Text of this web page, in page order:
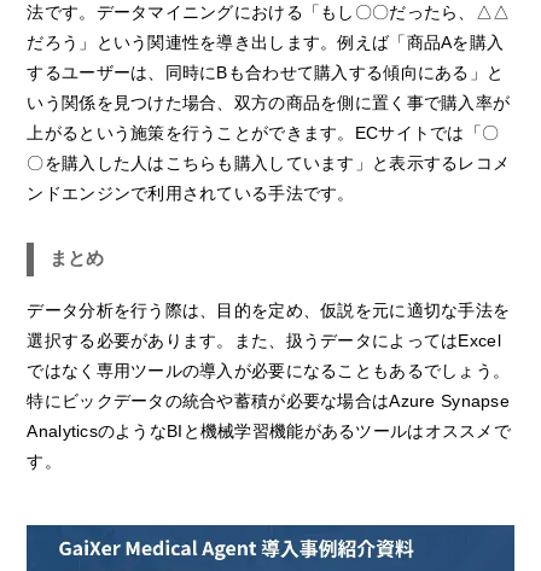
法です。データマイニングにおける「もし〇〇だったら、△△
だろう」という関連性を導き出します。例えば「商品Aを購入
するユーザーは、同時にBも合わせて購入する傾向にある」と
いう関係を見つけた場合、双方の商品を側に置く事で購入率が
上がるという施策を行うことができます。ECサイトでは「〇
〇を購入した人はこちらも購入しています」と表示するレコメ
ンドエンジンで利用されている手法です。
まとめ
データ分析を行う際は、目的を定め、仮説を元に適切な手法を
選択する必要があります。また、扱うデータによってはExcel
ではなく専用ツールの導入が必要になることもあるでしょう。
特にビックデータの統合や蓄積が必要な場合はAzure Synapse
AnalyticsのようなBIと機械学習機能があるツールはオススメで
す。